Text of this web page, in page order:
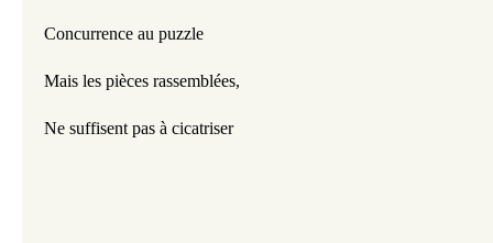
Concurrence au puzzle
Mais les pièces rassemblées,
Ne suffisent pas à cicatriser